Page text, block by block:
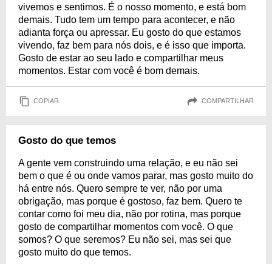
vivemos e sentimos. É o nosso momento, e está bom
demais. Tudo tem um tempo para acontecer, e não
adianta força ou apressar. Eu gosto do que estamos
vivendo, faz bem para nós dois, e é isso que importa.
Gosto de estar ao seu lado e compartilhar meus
momentos. Estar com você é bom demais.
COPIAR COMPARTILHAR
Gosto do que temos
A gente vem construindo uma relação, e eu não sei
bem o que é ou onde vamos parar, mas gosto muito do
há entre nós. Quero sempre te ver, não por uma
obrigação, mas porque é gostoso, faz bem. Quero te
contar como foi meu dia, não por rotina, mas porque
gosto de compartilhar momentos com você. O que
somos? O que seremos? Eu não sei, mas sei que
gosto muito do que temos.